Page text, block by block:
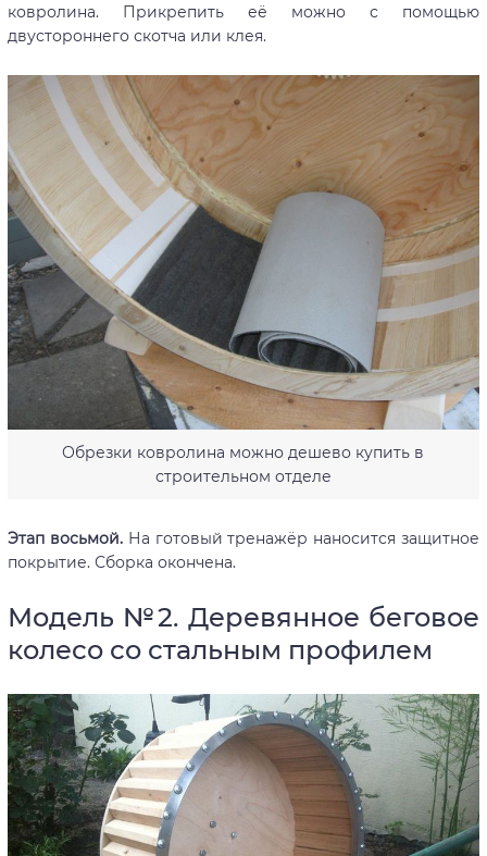
ковролина. Прикрепить её можно с помощью
двустороннего скотча или клея.
Обрезки ковролина можно дешево купить в
строительном отделе
Этап восьмой.На готовый тренажёр наносится защитное
покрытие. Сборка окончена.
Модель №2. Деревянное беговое
колесо со стальным профилем